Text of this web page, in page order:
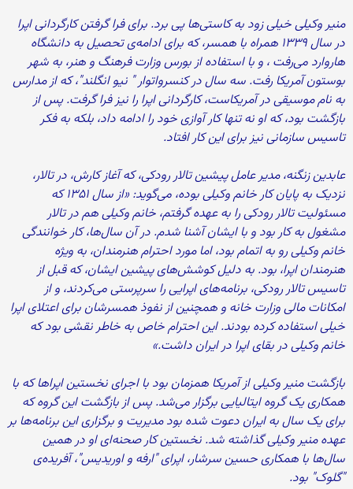
منیر وکیلی خیلی زود به کاستی‌ها پی برد. برای فرا گرفتن کارگردانی اپرا
در سال ۱۳۳۹ همراه با همسر، که برای ادامه‌ی تحصیل به دانشگاه
هاروارد می‌رفت ، و با استفاده از بورس وزارت فرهنگ و هنر، به شهر
بوستون آمریکا رفت. سه سال در کنسرواتوار " نیو انگلند"، که از مدارس
به نام موسیقی در آمریکاست، کارگردانی اپرا را نیز فرا گرفت. پس از
بازگشت بود، که او نه تنها کار آوازی خود را ادامه داد، بلکه به فکر
تاسیس سازمانی نیز برای این کار افتاد.
عابدین زنگنه، مدیر عامل پیشین تالار رودکی، که آغاز کارش، در تالار،
نزدیک به پایان کار خانم وکیلی بوده، می‌گوید: «از سال ۱۳۵۱ که
مسئولیت تالار رودکی را به عهده گرفتم، خانم وکیلی هم در تالار
مشغول به کار بود و با ایشان آشنا شدم. در آن سال‌ها، کار خوانندگی
خانم وکیلی رو به اتمام بود، اما مورد احترام هنرمندان، به ویژه
هنرمندان اپرا، بود. به دلیل کوشش‌های پیشین ایشان، که قبل از
تاسیس تالار رودکی، برنامه‌های اپرایی را سرپرستی می‌کردند، و از
امکانات مالی وزارت خانه و همچنین از نفوذ همسرشان برای اعتلای اپرا
خیلی استفاده کرده بودند. این احترام خاص به خاطر نقشی بود که
خانم وکیلی در بقای اپرا در ایران داشت.»
بازگشت منیر وکیلی از آمریکا همزمان بود با اجرای نخستین اپراها که با
همکاری یک گروه ایتالیایی برگزار می‌شد. پس از بازگشت این گروه که
برای یک سال به ایران دعوت شده بود مدیریت و برگزاری این برنامه‌ها بر
عهده منیر وکیلی گذاشته شد. نخستین کار صحنه‌ای او در همین
سال‌ها با همکاری حسین سرشار، اپرای "ارفه و اوریدیس"، آفریده‌ی
"گلوک" بود.